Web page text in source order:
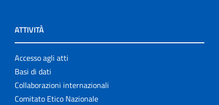
ATTIVITÀ
Accesso agli atti
Basi di dati
Collaborazioni internazionali
Comitato Etico Nazionale